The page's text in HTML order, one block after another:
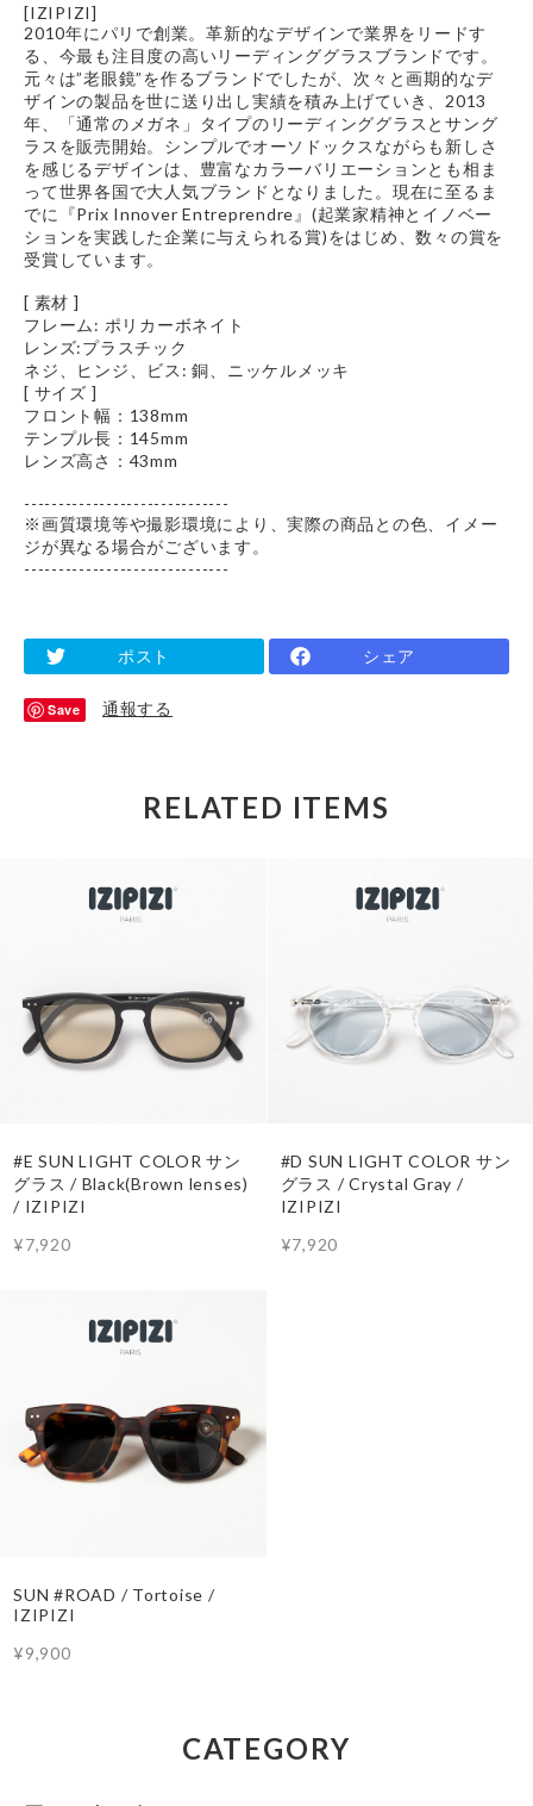
[IZIPIZI]
2010年にパリで創業。革新的なデザインで業界をリードす
る、今最も注目度の高いリーディンググラスブランドです。
元々は”老眼鏡”を作るブランドでしたが、次々と画期的なデ
ザインの製品を世に送り出し実績を積み上げていき、2013
年、「通常のメガネ」タイプのリーディンググラスとサング
ラスを販売開始。シンプルでオーソドックスながらも新しさ
を感じるデザインは、豊富なカラーバリエーションとも相ま
って世界各国で大人気ブランドとなりました。現在に至るま
でに『Prix Innover Entreprendre』(起業家精神とイノベー
ションを実践した企業に与えられる賞)をはじめ、数々の賞を
受賞しています。
[ 素材 ]
フレーム: ポリカーボネイト
レンズ:プラスチック
ネジ、ヒンジ、ビス: 銅、ニッケルメッキ
[ サイズ ]
フロント幅：138mm
テンプル長：145mm
レンズ高さ：43mm
------------------------------
※画質環境等や撮影環境により、実際の商品との色、イメー
ジが異なる場合がございます。
------------------------------
ポスト シェア
Save 通報する
RELATED ITEMS
#E SUN LIGHT COLOR サン
グラス / Black(Brown lenses)
/ IZIPIZI
¥7,920
#D SUN LIGHT COLOR サン
グラス / Crystal Gray /
IZIPIZI
¥7,920
SUN #ROAD / Tortoise /
IZIPIZI
¥9,900
CATEGORY